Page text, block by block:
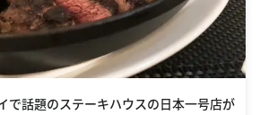
で話題のステーキハウスの日本一号店が